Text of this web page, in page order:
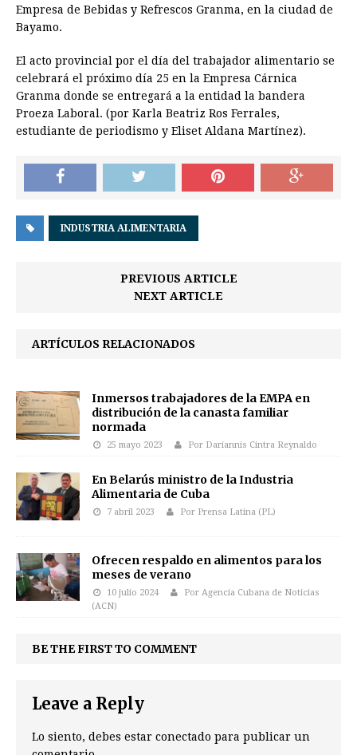
Empresa de Bebidas y Refrescos Granma, en la ciudad de
Bayamo.
El acto provincial por el día del trabajador alimentario se
celebrará el próximo día 25 en la Empresa Cárnica
Granma donde se entregará a la entidad la bandera
Proeza Laboral. (por Karla Beatriz Ros Ferrales,
estudiante de periodismo y Eliset Aldana Martínez).
INDUSTRIA ALIMENTARIA
PREVIOUS ARTICLE
NEXT ARTICLE
ARTÍCULOS RELACIONADOS
Inmersos trabajadores de la EMPA en
distribución de la canasta familiar
normada
25 mayo 2023 Por Dariannis Cintra Reynaldo
En Belarús ministro de la Industria
Alimentaria de Cuba
7 abril 2023 Por Prensa Latina (PL)
Ofrecen respaldo en alimentos para los
meses de verano
10 julio 2024
Por Agencia Cubana de Noticias
(ACN)
BE THE FIRST TO COMMENT
Leave a Reply
Lo siento, debes estar conectado para publicar un